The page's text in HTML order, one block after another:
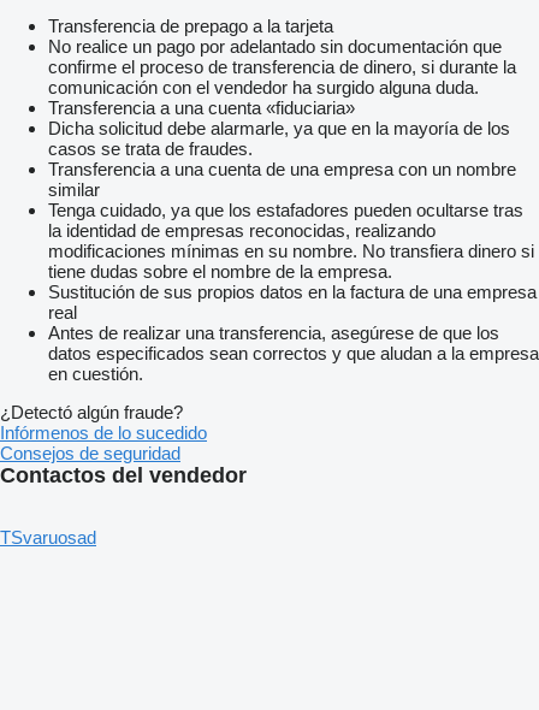
Transferencia de prepago a la tarjeta
No realice un pago por adelantado sin documentación que
confirme el proceso de transferencia de dinero, si durante la
comunicación con el vendedor ha surgido alguna duda.
Transferencia a una cuenta «fiduciaria»
Dicha solicitud debe alarmarle, ya que en la mayoría de los
casos se trata de fraudes.
Transferencia a una cuenta de una empresa con un nombre
similar
Tenga cuidado, ya que los estafadores pueden ocultarse tras
la identidad de empresas reconocidas, realizando
modificaciones mínimas en su nombre. No transfiera dinero si
tiene dudas sobre el nombre de la empresa.
Sustitución de sus propios datos en la factura de una empresa
real
Antes de realizar una transferencia, asegúrese de que los
datos especificados sean correctos y que aludan a la empresa
en cuestión.
¿Detectó algún fraude?
Infórmenos de lo sucedido
Consejos de seguridad
Contactos del vendedor
TSvaruosad